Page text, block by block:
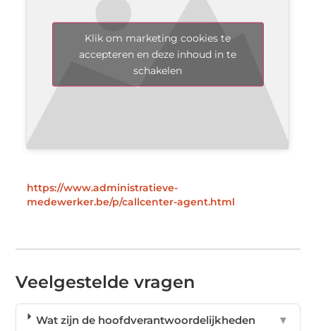
Klik om marketing cookies te
accepteren en deze inhoud in te
schakelen
https://www.administratieve-
medewerker.be/p/callcenter-agent.html
Veelgestelde vragen
Wat zijn de hoofdverantwoordelijkheden
▼